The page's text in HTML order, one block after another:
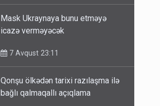
Mask Ukraynaya bunu etməyə
icazə verməyəcək
7 Avqust 23:11
Qonşu ölkədən tarixi razılaşma ilə
bağlı qalmaqallı açıqlama